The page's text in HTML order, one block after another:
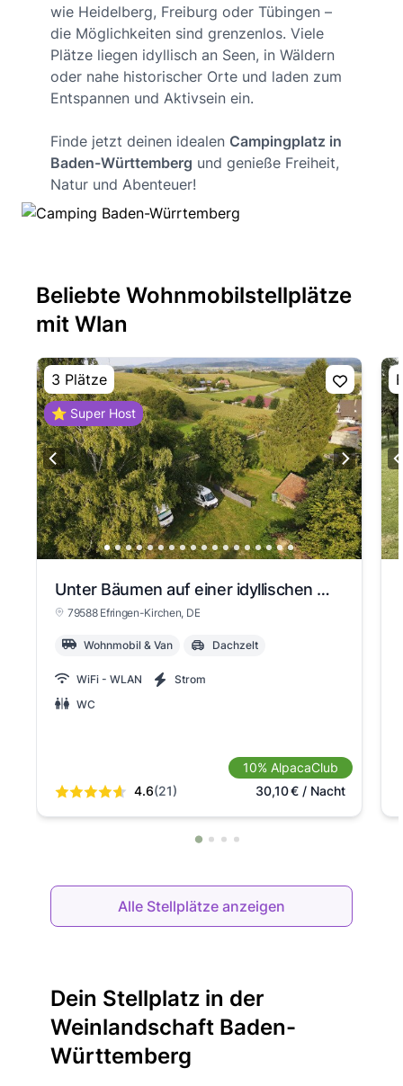
wie Heidelberg, Freiburg oder Tübingen –
die Möglichkeiten sind grenzenlos. Viele
Plätze liegen idyllisch an Seen, in Wäldern
oder nahe historischer Orte und laden zum
Entspannen und Aktivsein ein.
Finde jetzt deinen idealen Campingplatz in
Baden-Württemberg und genieße Freiheit,
Natur und Abenteuer!
Beliebte Wohnmobilstellplätze
mit Wlan
3 Plätze
⭐ Super Host
Unter Bäumen auf einer idyllischen Wiese hinter einem Weingut
79588 Efringen-Kirchen, DE
Wohnmobil & Van Dachzelt
WiFi - WLAN
Strom
WC
4.6(21)
10% AlpacaClub
30,10€/ Nacht
Alle Stellplätze anzeigen
Dein Stellplatz in der
Weinlandschaft Baden-
Württemberg